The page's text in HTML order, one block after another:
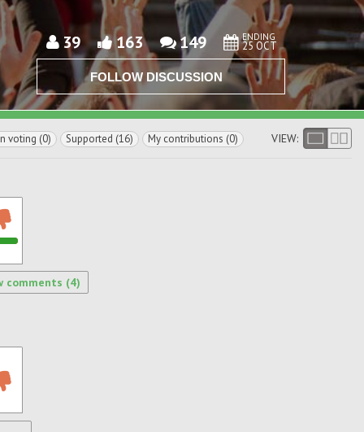
39 163 149 ENDING
25 OCT
FOLLOW DISCUSSION
voting (0) Supported (16) My contributions (0) VIEW:
comments (4)